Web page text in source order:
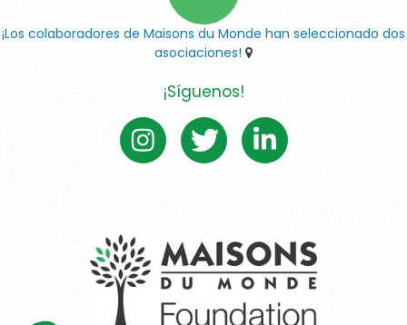
¡Los colaboradores de Maisons du Monde han seleccionado dos
asociaciones!
¡Síguenos!